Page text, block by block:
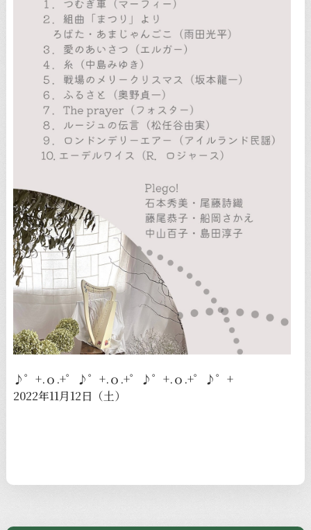
♪゜+.ｏ.+゜♪゜+.ｏ.+゜♪゜+.ｏ.+゜♪゜+
2022年11月12日（土）